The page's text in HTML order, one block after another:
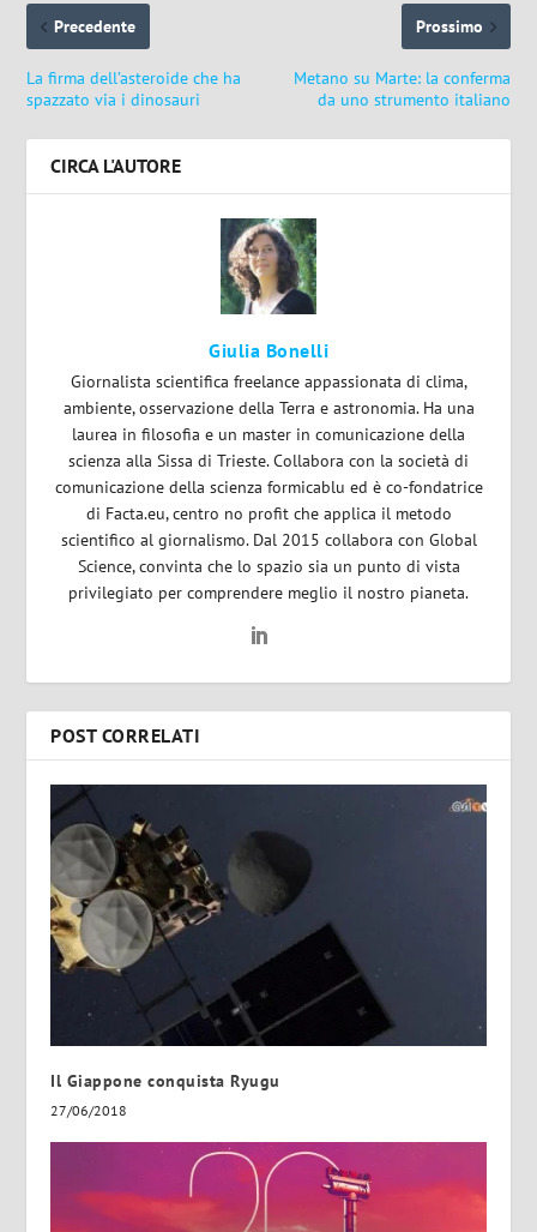
Precedente
La firma dell’asteroide che ha
spazzato via i dinosauri
Prossimo
Metano su Marte: la conferma
da uno strumento italiano
CIRCA L'AUTORE
Giulia Bonelli
Giornalista scientifica freelance appassionata di clima,
ambiente, osservazione della Terra e astronomia. Ha una
laurea in filosofia e un master in comunicazione della
scienza alla Sissa di Trieste. Collabora con la società di
comunicazione della scienza formicablu ed è co-fondatrice
di Facta.eu, centro no profit che applica il metodo
scientifico al giornalismo. Dal 2015 collabora con Global
Science, convinta che lo spazio sia un punto di vista
privilegiato per comprendere meglio il nostro pianeta.
POST CORRELATI
Il Giappone conquista Ryugu
27/06/2018